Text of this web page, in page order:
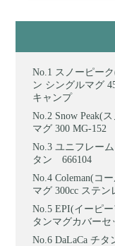
スノーピー
ン シングルマグ
キャンプ
Snow Peak(
マグ 300 MG-152
ユニフレー
タン 666104
Coleman(コ
マグ 300cc ステ
EPI(イーピ
タンマグカバーセ
DaLaCa チ